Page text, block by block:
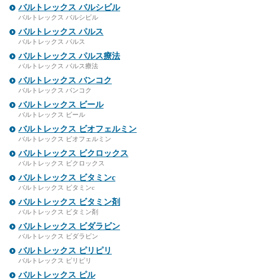
バルトレックス バルシビル
バルトレックス バルシビル
バルトレックス パルス
バルトレックス パルス
バルトレックス パルス療法
バルトレックス パルス療法
バルトレックス バンコク
バルトレックス バンコク
バルトレックス ビール
バルトレックス ビール
バルトレックス ビオフェルミン
バルトレックス ビオフェルミン
バルトレックス ビクロックス
バルトレックス ビクロックス
バルトレックス ビタミンc
バルトレックス ビタミンc
バルトレックス ビタミン剤
バルトレックス ビタミン剤
バルトレックス ビダラビン
バルトレックス ビダラビン
バルトレックス ピリピリ
バルトレックス ピリピリ
バルトレックス ピル